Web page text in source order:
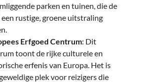
parken en tuinen, die de
rustige, groene uitstraling
Erfgoed Centrum: Dit
toont de rijke culturele en
erfenis van Europa. Het is
plek voor reizigers die